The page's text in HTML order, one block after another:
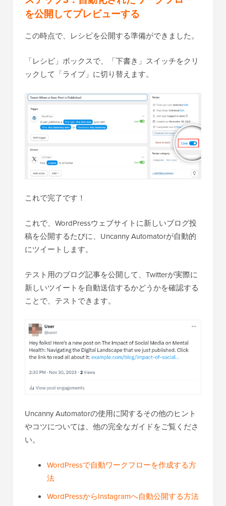
を公開してプレビューする
この時点で、レシピを公開する準備ができました。
「レシピ」ボックスで、「下書き」スイッチをクリ
ックして「ライブ」に切り替えます。
これで完了です！
これで、WordPressウェブサイトに新しいブログ投
稿を公開するたびに、Uncanny Automatorが自動的
にツイートします。
テスト用のブログ記事を公開して、Twitterが実際に
新しいツイートを自動送信するかどうかを確認する
ことで、テストできます。
Uncanny Automatorの使用に関するその他のヒント
やコツについては、他の完全なガイドをご覧くださ
い。
WordPressで自動ワークフローを作成する方
法
WordPressからInstagramへ自動公開する方法